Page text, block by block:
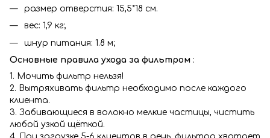
размер отверстия: 15,5*18 cм.
вес: 1,9 кг;
шнур питания: 1.8 м;
Основные правила ухода за фильтром :
1. Мочить фильтр нельзя!
2. Вытряхивать фильтр необходимо после каждого
клиента.
3. Забивающиеся в волокно мелкие частицы, чистить
любой узкой щёткой.